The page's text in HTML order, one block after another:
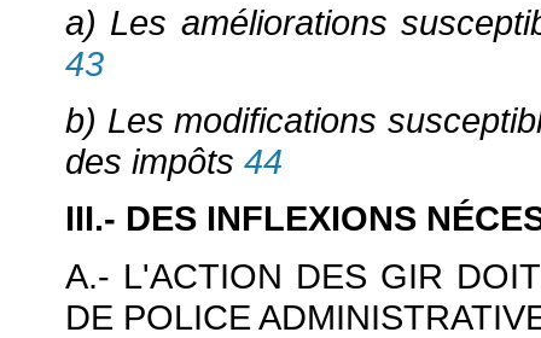
a) Les améliorations
43
b) Les modifications
des impôts 44
III.- DES INFLEXIONS
A.- L'ACTION DES GIR
DE POLICE